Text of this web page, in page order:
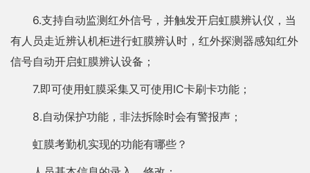
6.支持自动监测红外信号，并触发开启虹膜辨认仪，当
有人员走近辨认机柜进行虹膜辨认时，红外探测器感知红外
信号自动开启虹膜辨认设备；
7.即可使用虹膜采集又可使用IC卡刷卡功能；
8.自动保护功能，非法拆除时会有警报声；
虹膜考勤机实现的功能有哪些？